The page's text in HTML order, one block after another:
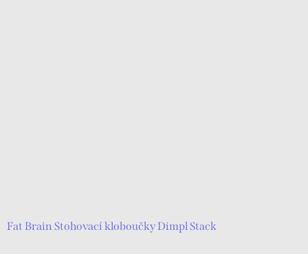
Fat Brain Stohovací kloboučky Dimpl Stack